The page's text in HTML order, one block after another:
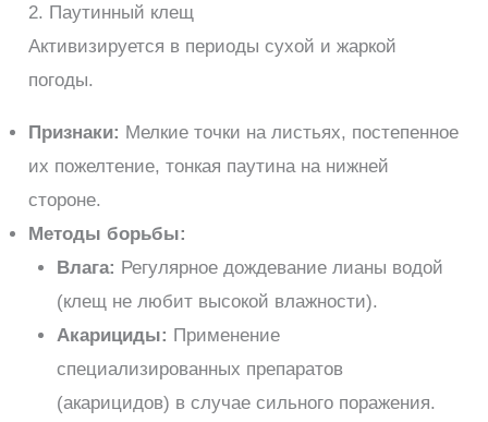
2. Паутинный клещ
Активизируется в периоды сухой и жаркой
погоды.
Признаки: Мелкие точки на листьях, постепенное
их пожелтение, тонкая паутина на нижней
стороне.
Методы борьбы:
Влага: Регулярное дождевание лианы водой
(клещ не любит высокой влажности).
Акарициды: Применение
специализированных препаратов
(акарицидов) в случае сильного поражения.